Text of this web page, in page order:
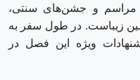
مراسم و جشن‌های سنتی،
زیباست. در طول سفر به
ویژه این فصل در